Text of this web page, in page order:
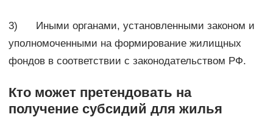
3) Иными органами, установленными законом и
уполномоченными на формирование жилищных
фондов в соответствии с законодательством РФ.
Кто может претендовать на
получение субсидий для жилья